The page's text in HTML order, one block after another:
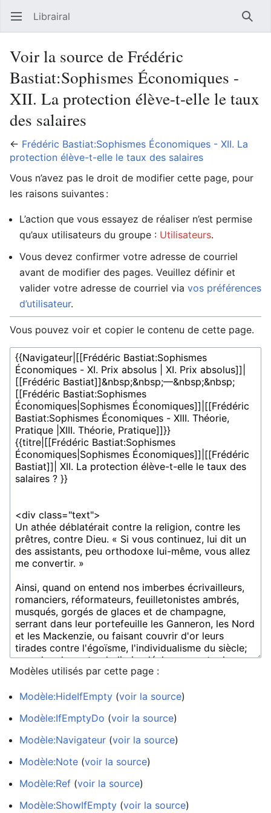
Ouvrir le menu principal Librairal
Voir la source de Frédéric
Bastiat:Sophismes Économiques -
XII. La protection élève-t-elle le taux
des salaires
← Frédéric Bastiat:Sophismes Économiques - XII. La
protection élève-t-elle le taux des salaires
Vous n’avez pas le droit de modifier cette page, pour
les raisons suivantes :
L’action que vous essayez de réaliser n’est permise
qu’aux utilisateurs du groupe : Utilisateurs.
Vous devez confirmer votre adresse de courriel
avant de modifier des pages. Veuillez définir et
valider votre adresse de courriel via vos préférences
d’utilisateur.
Vous pouvez voir et copier le contenu de cette page.
Modèles utilisés par cette page :
Modèle:HideIfEmpty (voir la source)
Modèle:IfEmptyDo (voir la source)
Modèle:Navigateur (voir la source)
Modèle:Note (voir la source)
Modèle:Ref (voir la source)
Modèle:ShowIfEmpty (voir la source)